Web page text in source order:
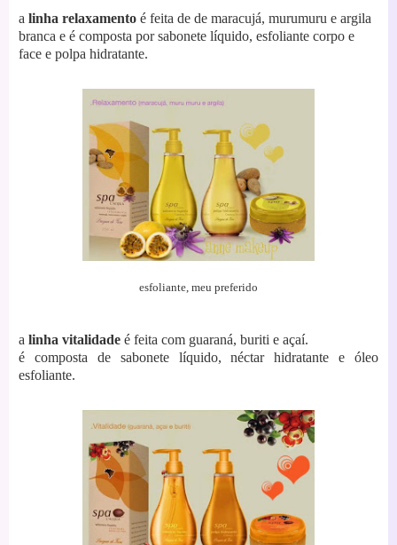
a linha relaxamento é feita de de maracujá, murumuru e argila
branca e é composta por sabonete líquido, esfoliante corpo e
face e polpa hidratante.
esfoliante, meu preferido
a linha vitalidade é feita com guaraná, buriti e açaí.
é composta de sabonete líquido, néctar hidratante e óleo
esfoliante.